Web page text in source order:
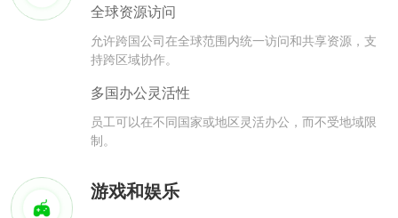
全球资源访问
允许跨国公司在全球范围内统一访问和共享资源，支
持跨区域协作。
多国办公灵活性
员工可以在不同国家或地区灵活办公，而不受地域限
制。
游戏和娱乐